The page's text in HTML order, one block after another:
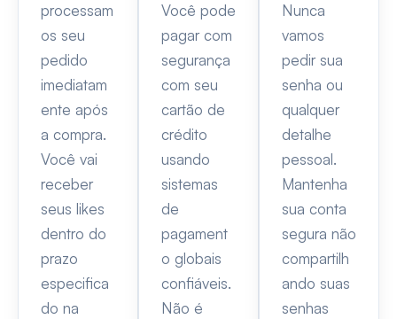
processam
os seu
pedido
imediatam
ente após
a compra.
Você vai
receber
seus likes
dentro do
prazo
especifica
do na
Você pode
pagar com
segurança
com seu
cartão de
crédito
usando
sistemas
de
pagament
o globais
confiáveis.
Não é
Nunca
vamos
pedir sua
senha ou
qualquer
detalhe
pessoal.
Mantenha
sua conta
segura não
compartilh
ando suas
senhas